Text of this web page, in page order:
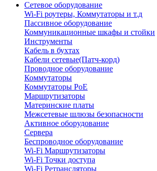
Сетевое оборудование
Wi-Fi роутеры, Коммутаторы и т.д
Пассивное оборудование
Коммуникационные шкафы и стойки
Инструменты
Кабель в бухтах
Кабели сетевые(Патч-корд)
Проводное оборудование
Коммутаторы
Коммутаторы PoE
Маршрутизаторы
Материнские платы
Межсетевые шлюзы безопасности
Активное оборудование
Сервера
Беспроводное оборудование
Wi-Fi Маршрутизаторы
Wi-Fi Точки доступа
Wi-Fi Ретрансляторы